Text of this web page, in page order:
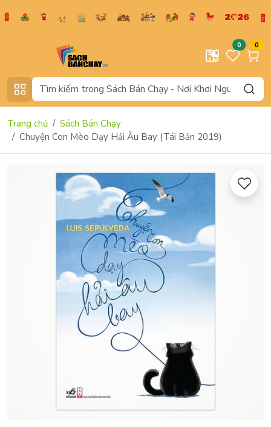
0 0
Trang chủ
Sách Bán Chạy
Chuyện Con Mèo Dạy Hải Âu Bay (Tái Bản 2019)